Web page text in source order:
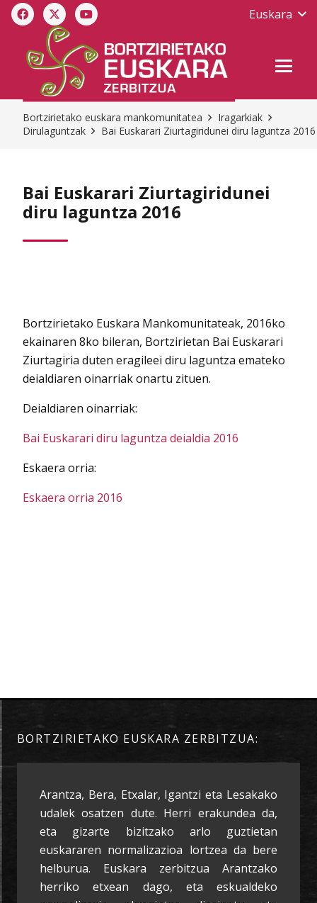
Euskara
Bortzirietako euskara mankomunitatea
Iragarkiak
Dirulaguntzak
Bai Euskarari Ziurtagiridunei diru laguntza 2016
Bai Euskarari Ziurtagiridunei
diru laguntza 2016
Bortzirietako Euskara Mankomunitateak, 2016ko
ekainaren 8ko bileran, Bortzirietan Bai Euskarari
Ziurtagiria duten eragileei diru laguntza emateko
deialdiaren oinarriak onartu zituen.
Deialdiaren oinarriak:
Bai Euskarari diru laguntza deialdia 2016
Eskaera orria:
Eskaera orria 2016
BORTZIRIETAKO EUSKARA ZERBITZUA:
Arantza, Bera, Etxalar, Igantzi eta Lesakako
udalek osatzen dute. Herri erakundea da,
eta gizarte bizitzako arlo guztietan
euskararen normalizazioa lortzea da bere
helburua. Euskara zerbitzua Arantzako
herriko etxean dago, eta eskualdeko